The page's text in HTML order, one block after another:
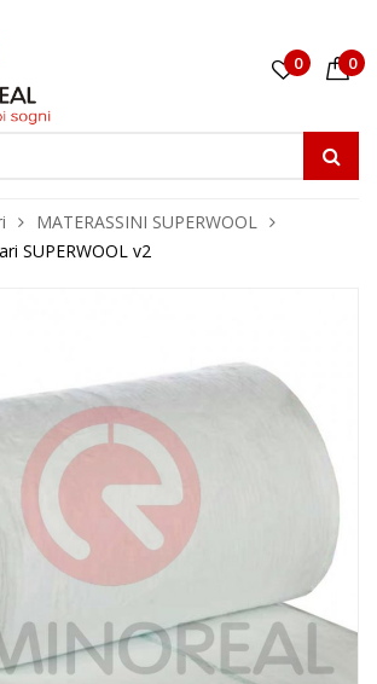
0 0
MATERASSINI SUPERWOOL
SUPERWOOL v2